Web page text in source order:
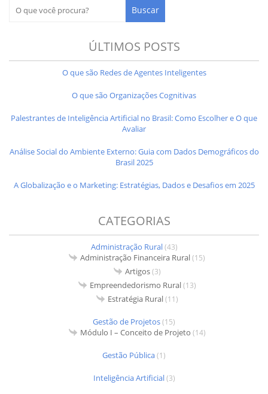
ÚLTIMOS POSTS
O que são Redes de Agentes Inteligentes
O que são Organizações Cognitivas
Palestrantes de Inteligência Artificial no Brasil: Como Escolher e O que
Avaliar
Análise Social do Ambiente Externo: Guia com Dados Demográficos do
Brasil 2025
A Globalização e o Marketing: Estratégias, Dados e Desafios em 2025
CATEGORIAS
Administração Rural(43)
Administração Financeira Rural(15)
Artigos(3)
Empreendedorismo Rural(13)
Estratégia Rural(11)
Gestão de Projetos(15)
Módulo I – Conceito de Projeto (14)
Gestão Pública(1)
Inteligência Artificial(3)